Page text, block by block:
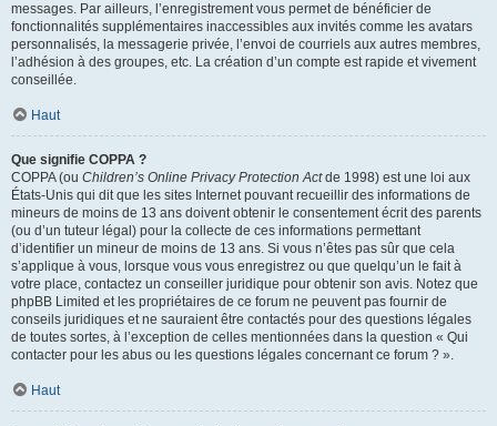
messages. Par ailleurs, l’enregistrement vous permet de bénéficier de
fonctionnalités supplémentaires inaccessibles aux invités comme les avatars
personnalisés, la messagerie privée, l’envoi de courriels aux autres membres,
l’adhésion à des groupes, etc. La création d’un compte est rapide et vivement
conseillée.
Haut
Que signifie COPPA ?
COPPA (ou Children’s Online Privacy Protection Actde 1998) est une loi aux
États-Unis qui dit que les sites Internet pouvant recueillir des informations de
mineurs de moins de 13 ans doivent obtenir le consentement écrit des parents
(ou d’un tuteur légal) pour la collecte de ces informations permettant
d’identifier un mineur de moins de 13 ans. Si vous n’êtes pas sûr que cela
s’applique à vous, lorsque vous vous enregistrez ou que quelqu’un le fait à
votre place, contactez un conseiller juridique pour obtenir son avis. Notez que
phpBB Limited et les propriétaires de ce forum ne peuvent pas fournir de
conseils juridiques et ne sauraient être contactés pour des questions légales
de toutes sortes, à l’exception de celles mentionnées dans la question « Qui
contacter pour les abus ou les questions légales concernant ce forum ? ».
Haut